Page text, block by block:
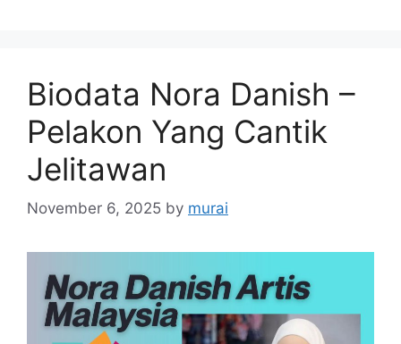
Biodata Nora Danish –
Pelakon Yang Cantik
Jelitawan
November 6, 2025 by murai